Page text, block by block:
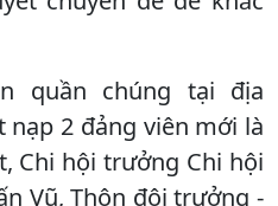
quần chúng tại địa
nạp 2 đảng viên mới là
Chi hội trưởng Chi hội
Vũ, Thôn đội trưởng -